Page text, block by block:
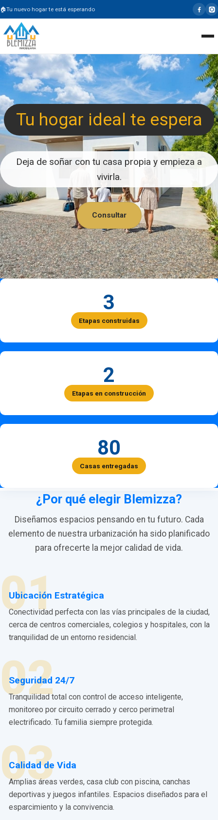
Tu nuevo hogar te está esperando
Tu hogar ideal te espera
Deja de soñar con tu casa propia y empieza a
vivirla.
Consultar
3
Etapas construidas
2
Etapas en construcción
80
Casas entregadas
¿Por qué elegir Blemizza?
Diseñamos espacios pensando en tu futuro. Cada
elemento de nuestra urbanización ha sido planificado
para ofrecerte la mejor calidad de vida.
01
Ubicación Estratégica
Conectividad perfecta con las vías principales de la ciudad,
cerca de centros comerciales, colegios y hospitales, con la
tranquilidad de un entorno residencial.
02
Seguridad 24/7
Tranquilidad total con control de acceso inteligente,
monitoreo por circuito cerrado y cerco perimetral
electrificado. Tu familia siempre protegida.
03
Calidad de Vida
Amplias áreas verdes, casa club con piscina, canchas
deportivas y juegos infantiles. Espacios diseñados para el
esparcimiento y la convivencia.